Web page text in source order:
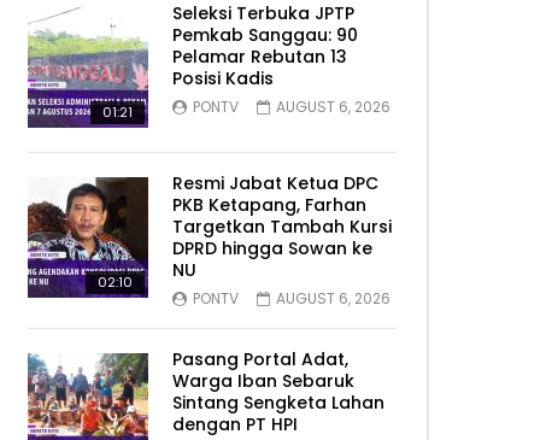
01:21
Seleksi Terbuka JPTP
Pemkab Sanggau: 90
Pelamar Rebutan 13
Posisi Kadis
PONTV AUGUST 6, 2026
02:10
Resmi Jabat Ketua DPC
PKB Ketapang, Farhan
Targetkan Tambah Kursi
DPRD hingga Sowan ke
NU
PONTV AUGUST 6, 2026
Pasang Portal Adat,
Warga Iban Sebaruk
Sintang Sengketa Lahan
dengan PT HPI